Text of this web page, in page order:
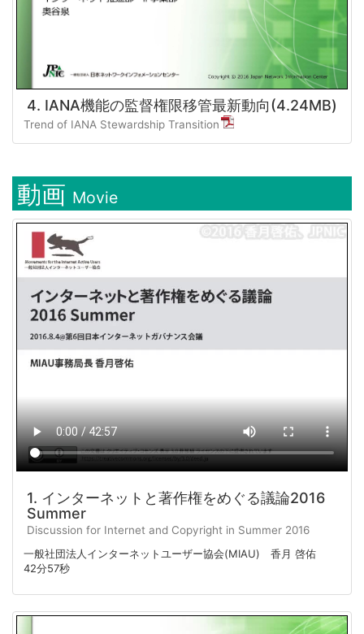
4. IANA機能の監督権限移管最新動向(4.24MB)
Trend of IANA Stewardship Transition
動画 Movie
1. インターネットと著作権をめぐる議論2016
Summer
Discussion for Internet and Copyright in Summer 2016
一般社団法人インターネットユーザー協会(MIAU) 香月 啓佑
42分57秒